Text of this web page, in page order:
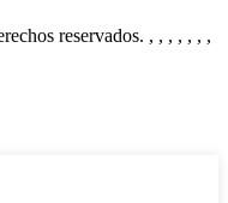
reservados. , , , , , , ,